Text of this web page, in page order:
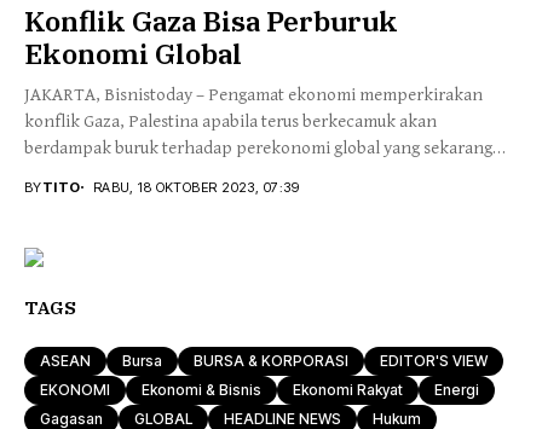
Konflik Gaza Bisa Perburuk
Ekonomi Global
JAKARTA, Bisnistoday – Pengamat ekonomi memperkirakan
konflik Gaza, Palestina apabila terus berkecamuk akan
berdampak buruk terhadap perekonomi global yang sekarang
BYTITO RABU, 18 OKTOBER 2023, 07:39
TAGS
ASEAN Bursa BURSA & KORPORASI
EDITOR'S VIEW
EKONOMI
Ekonomi & Bisnis Ekonomi Rakyat
Energi
Gagasan
GLOBAL HEADLINE NEWS
Hukum